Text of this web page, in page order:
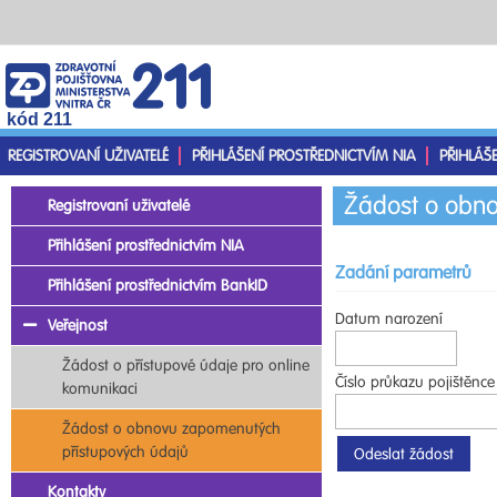
kód 211
REGISTROVANÍ UŽIVATELÉ
PŘIHLÁŠENÍ PROSTŘEDNICTVÍM NIA
Žádost o
Zadání parametrů
Datum narození
Číslo průkazu pojištěnce
Registrovaní uživatelé
Přihlášení prostřednictvím NIA
Přihlášení prostřednictvím BankID
Veřejnost
Žádost o přístupové údaje pro online
komunikaci
Žádost o obnovu zapomenutých
přístupových údajů
Kontakty